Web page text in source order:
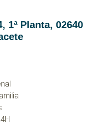
1ª Planta, 02640